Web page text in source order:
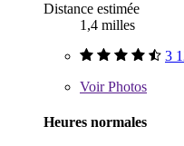
Distance estimée
1,4 milles
3
VoirPhotos
Heures normales